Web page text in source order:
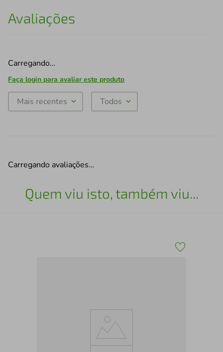
Avaliações
Carregando…
Faça login para avaliar este produto
Mais recentes Todos
Carregando avaliações…
Quem viu isto, também viu...